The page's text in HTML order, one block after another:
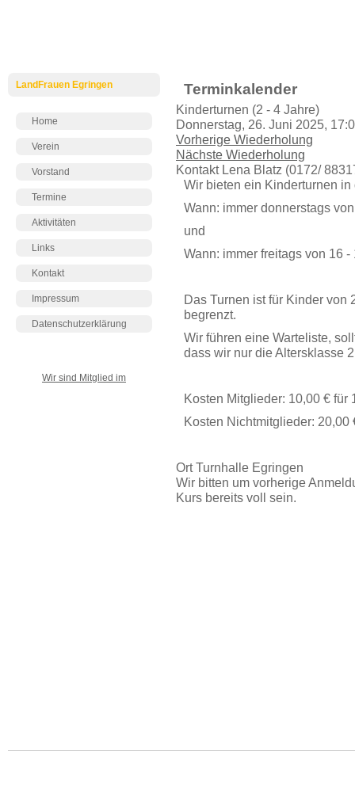
LandFrauen Egringen
Home
Verein
Vorstand
Termine
Aktivitäten
Links
Kontakt
Impressum
Datenschutzerklärung
Wir sind Mitglied im
Terminkalender
Kinderturnen (2 - 4 Jahre)
Donnerstag, 26. Juni 2025,
Vorherige Wiederholung
Nächste Wiederholung
Kontakt Lena Blatz (0172/
Wir bieten ein Kinderturnen
Wann: immer donnerstags
und
Wann: immer freitags von 16 -
Das Turnen ist für Kinder von
begrenzt.
Wir führen eine Warteliste,
dass wir nur die Altersklasse
Kosten Mitglieder: 10,00 € für
Kosten Nichtmitglieder: 20,00
OrtTurnhalle Egringen
Wir bitten um vorherige
Kurs bereits voll sein.